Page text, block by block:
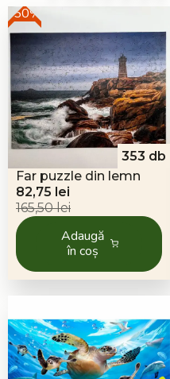
-50%
353 db
Far puzzle din lemn
165,50lei
Prețul
inițial
a
fost:
165,50 lei.
82,75 lei
Prețul
curent
este:
82,75 lei.Adaugă
în coș